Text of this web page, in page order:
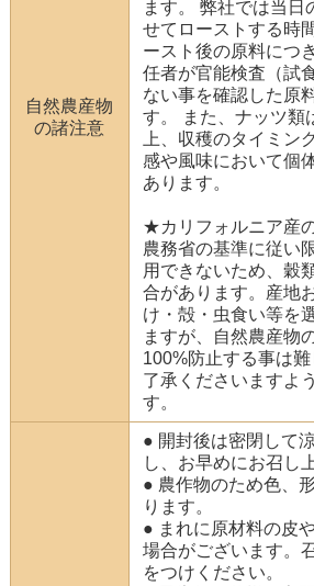
自然農産物
の諸注意
ます。 弊社では当日
せてローストする時
ースト後の原料につ
任者が官能検査（試
ない事を確認した原
す。 また、ナッツ類
上、収穫のタイミン
感や風味において個
あります。
★カリフォルニア産
農務省の基準に従い
用できないため、穀
合があります。産地
け・殻・虫食い等を
ますが、自然農産物
100%防止する事は
了承くださいますよ
す。
● 開封後は密閉して
し、お早めにお召し
● 農作物のため色、
ります。
● まれに原材料の皮
場合がございます。
をつけください。